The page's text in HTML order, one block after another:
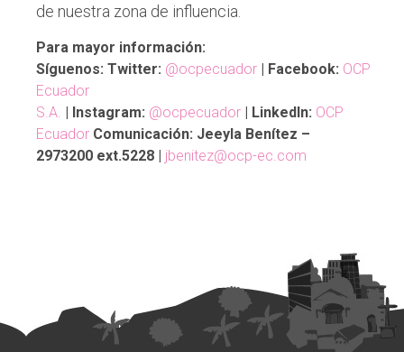
de nuestra zona de influencia.
Para mayor información:
Síguenos: Twitter: @ocpecuador | Facebook: OCP
Ecuador
S.A. | Instagram: @ocpecuador | LinkedIn: OCP
Ecuador Comunicación: Jeeyla Benítez –
2973200 ext.5228 | jbenitez@ocp-ec.com